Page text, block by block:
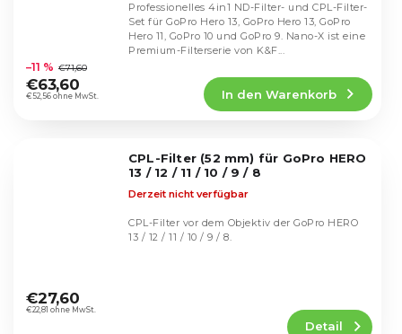
durchschnittliche
Produktbewertung
ist
€52,56 ohne MwSt.
–11 % €71,60
€63,60
In den Warenkorb
Professionelles 4in1 ND-Filter- und CPL-Filter-
Set für GoPro Hero 13, GoPro Hero 13, GoPro
Hero 11, GoPro 10 und GoPro 9. Nano-X ist eine
Premium-Filterserie von K&F...
CPL-Filter (52 mm) für GoPro HERO
13 / 12 / 11 / 10 / 9 / 8
durchschnittliche
Produktbewertung
Derzeit nicht verfügbar
€22,81 ohne MwSt.
€27,60
Detail
CPL-Filter vor dem Objektiv der GoPro HERO
13 / 12 / 11 / 10 / 9 / 8.